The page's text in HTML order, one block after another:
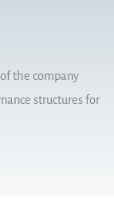
the company
structures for